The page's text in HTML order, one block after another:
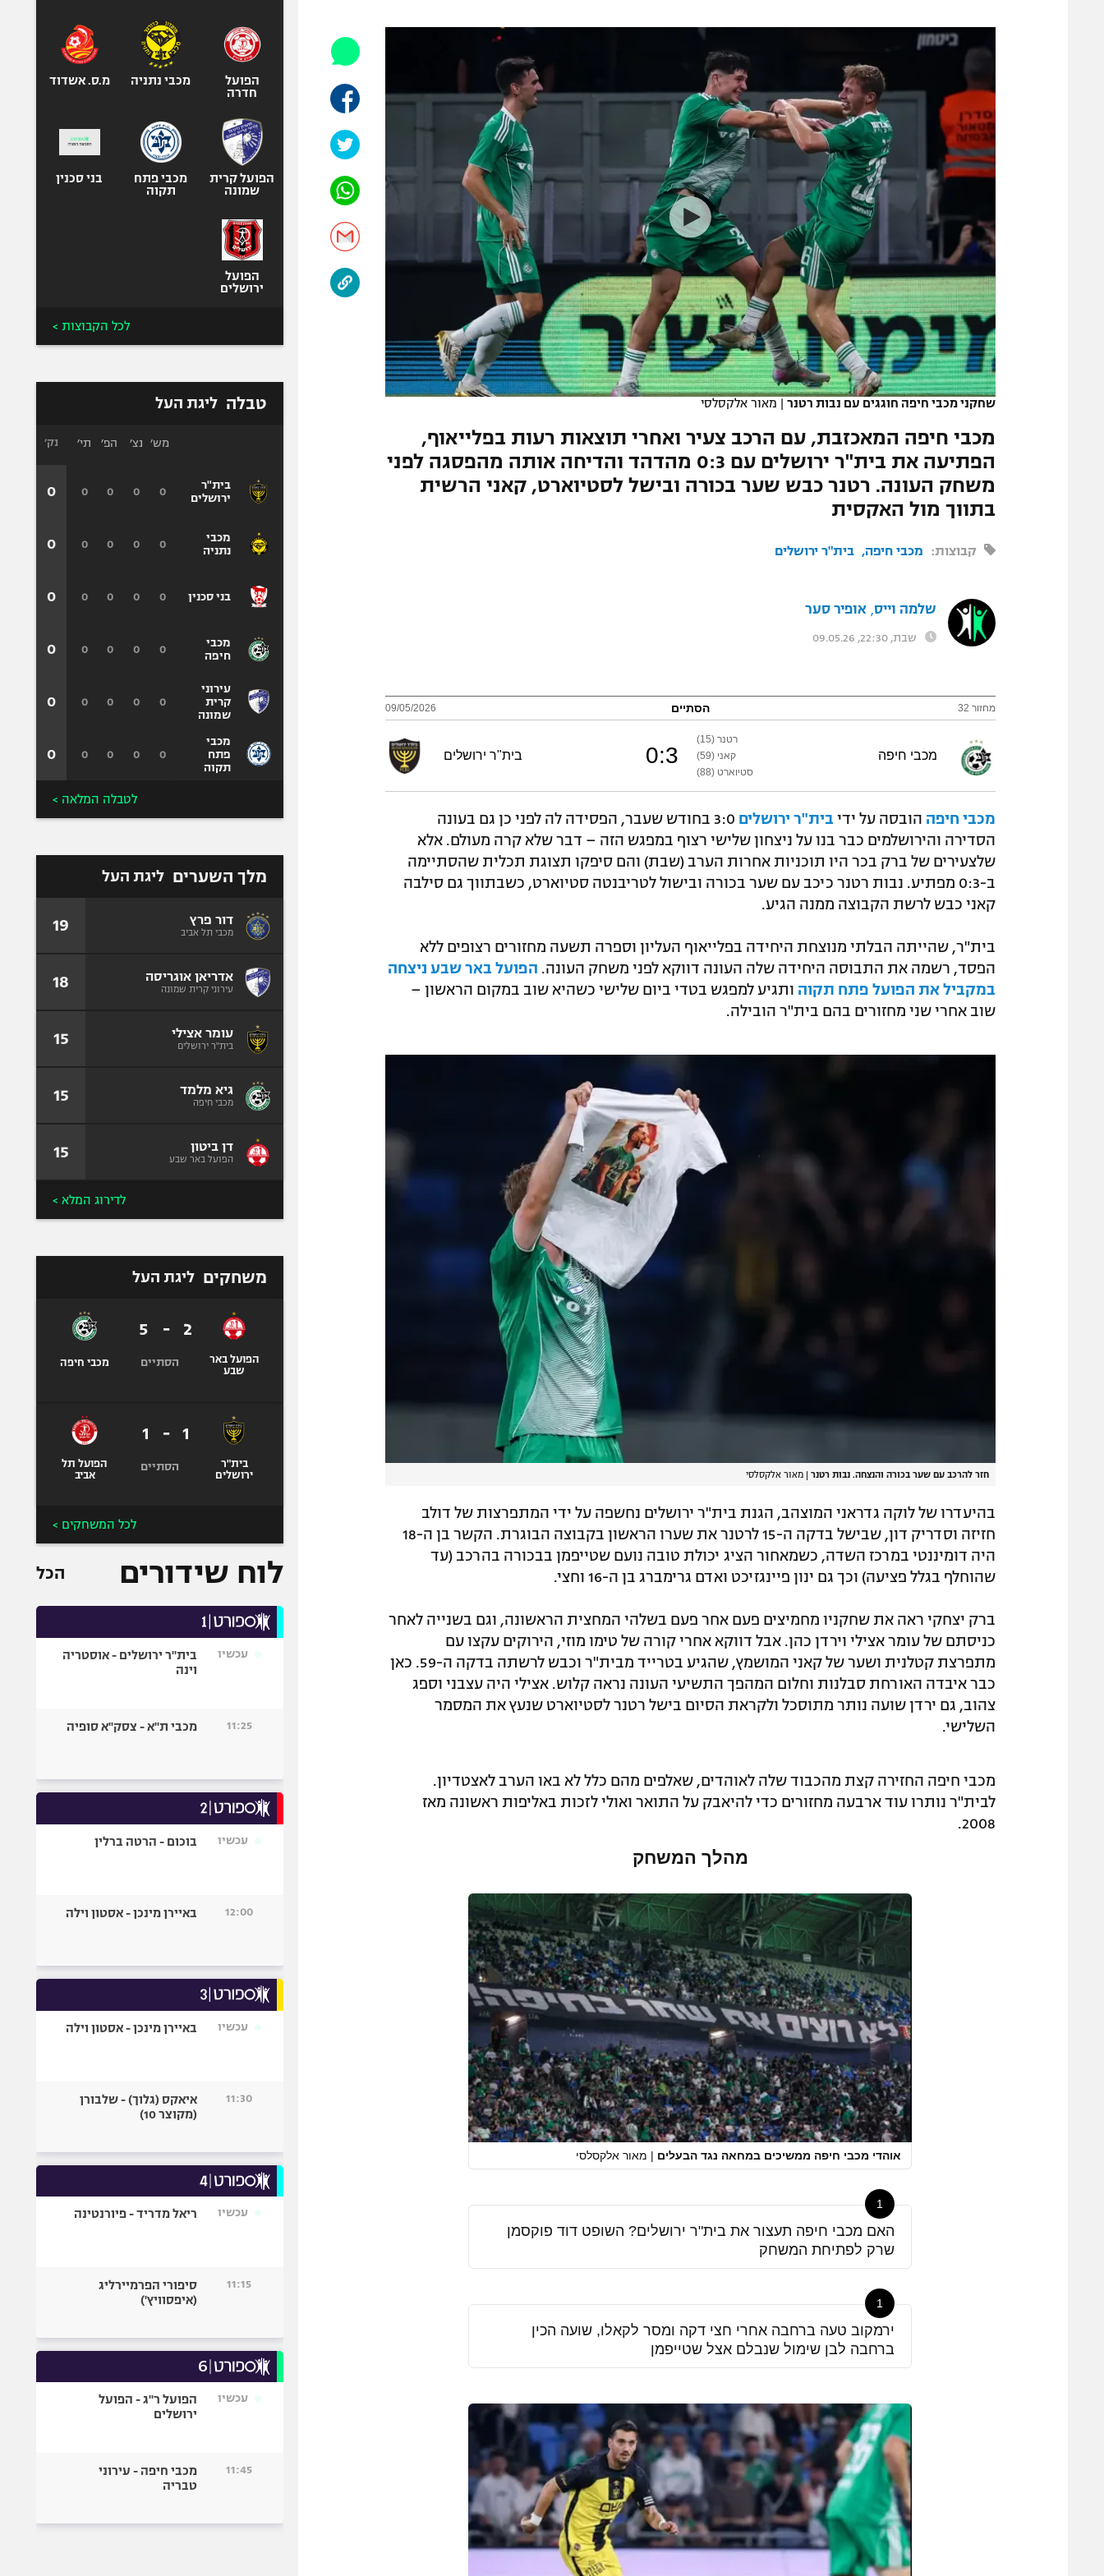
תקנון משתתפים וזוכים בפרסים
תקנון עבור פעילות ספורט 1 – "מרלן"
גיימינג E-Sports
תנאי שימוש
מדיניות פרטיות
תקנון פעילות ספורט 1
רשיון להקרנה פומבית לבית עסק
הצטרפות לחבילת הערוצים
לוח דרושים – ג'ובנט
תגיות
המגזין
הפועל תל אביב
הפועל חיפה
הפועל באר שבע
מכבי נתניה
בני יהודה
ליגה סינית
אופניים
ספורט מוטורי
כדורמים
בייסבול MLB
ספורט אתגרי
אומנויות לחימה
שחקני מכבי חיפה חוגגים עם נבות רטנר | מאור אלקסלסי
מכבי חיפה המאכזבת, עם הרכב צעיר ואחרי תוצאות רעות בפלייאוף,
הפתיעה את בית"ר ירושלים עם 0:3 מהדהד והדיחה אותה מהפסגה לפני
משחק העונה. רטנר כבש שער בכורה ובישל לסטיוארט, קאני הרשית
בתווך מול האקסית
קבוצות: מכבי חיפה בית"ר ירושלים
שלמה וייס, אופיר סער
שבת, 22:30, 09.05.26
מחזור 32 הסתיים 09/05/2026
מכבי חיפה
רטנר (15)
קאני (59)
סטיוארט (88)
3
:
0 בית"ר ירושלים
מכבי חיפה הובסה על ידי בית"ר ירושלים
3:0 בחודש שעבר, הפסידה לה לפני כן גם בעונה
הסדירה והירושלמים כבר בנו על ניצחון שלישי רצוף במפגש הזה – דבר שלא קרה מעולם. אלא
שלצעירים של ברק בכר היו תוכניות אחרות הערב (שבת) והם סיפקו תצוגת תכלית שהסתיימה
ב-0:3 מפתיע. נבות רטנר כיכב עם שער בכורה ובישול לטריבנטה סטיוארט, כשבתווך גם סילבה
קאני כבש לרשת הקבוצה ממנה הגיע.
בית"ר, שהייתה הבלתי מנוצחת היחידה בפלייאוף העליון וספרה תשעה מחזורים רצופים ללא
הפסד, רשמה את התבוסה היחידה שלה העונה דווקא לפני משחק העונה. הפועל באר שבע ניצחה
במקביל את הפועל פתח תקוה ותגיע למפגש בטדי ביום שלישי כשהיא שוב במקום הראשון –
שוב אחרי שני מחזורים בהם בית"ר הובילה.
חזר להרכב עם שער בכורה והנצחה. נבות רטנר | מאור אלקסלסי
בהיעדרו של לוקה גדראני המוצהב, הגנת בית"ר ירושלים נחשפה על ידי המתפרצות של דולב
חזיזה וסדריק דון, שבישל בדקה ה-15 לרטנר את שערו הראשון בקבוצה הבוגרת. הקשר בן ה-18
היה דומיננטי במרכז השדה, כשמאחור הציג יכולת טובה נועם שטייפמן בבכורה בהרכב (עד
שהוחלף בגלל פציעה) וכך גם ינון פיינגזיכט ואדם גרימברג בן ה-16 וחצי.
ברק יצחקי ראה את שחקניו מחמיצים פעם אחר פעם בשלהי המחצית הראשונה, וגם בשנייה לאחר
כניסתם של עומר אצילי וירדן כהן. אבל דווקא אחרי קורה של טימו מוזי, הירוקים עקצו עם
מתפרצת קטלנית ושער של קאני המושמץ, שהגיע בטרייד מבית"ר וכבש לרשתה בדקה ה-59. כאן
כבר איבדה האורחת סבלנות וחלום המהפך התשיעי העונה נראה קלוש. אצילי היה עצבני וספג
צהוב, גם ירדן שועה נותר מתוסכל ולקראת הסיום בישל רטנר לסטיוארט שנעץ את המסמר
השלישי.
מכבי חיפה החזירה קצת מהכבוד שלה לאוהדים, שאלפים מהם כלל לא באו הערב לאצטדיון.
לבית"ר נותרו עוד ארבעה מחזורים כדי להיאבק על התואר ואולי לזכות באליפות ראשונה מאז
2008.
מהלך המשחק
אוהדי מכבי חיפה ממשיכים במחאה נגד הבעלים | מאור אלקסלסי
1
האם מכבי חיפה תעצור את בית"ר ירושלים? השופט דוד פוקסמן
שרק לפתיחת המשחק
1
ירמקוב טעה ברחבה אחרי חצי דקה ומסר לקאלו, שועה הכין
ברחבה לבן שימול שנבלם אצל שטייפמן
הפועל
חדרה
מכבי נתניה מ.ס. אשדוד
הפועל קרית
שמונה
מכבי פתח
תקוה
בני סכנין
הפועל
ירושלים
לכל הקבוצות >
טבלה ליגת העל
בית"ר
ירושלים
מכבי
נתניה
בני סכנין
מכבי
חיפה
עירוני
קרית
שמונה
מכבי
פתח
תקוה
מש׳ נצ׳ הפ׳ תי׳
0
0
0
0
0
0
0
0
0
0
0
0
0
0
0
0
0
0
0
0
0
0
0
0
נק׳
0
0
0
0
0
0
לטבלה המלאה >
מלך השערים ליגת העל
דור פרץ
מכבי תל אביב 19
אדריאן אוגריסה
עירוני קרית שמונה 18
עומר אצילי
בית"ר ירושלים 15
גיא מלמד
מכבי חיפה 15
דן ביטון
הפועל באר שבע 15
לדירוג המלא >
משחקים ליגת העל
הפועל באר
שבע
2
-
5
הסתיים מכבי חיפה
בית"ר
ירושלים
1
-
1
הסתיים
הפועל תל
אביב
לכל המשחקים >
לוח שידורים הכל
עכשיו
בית"ר ירושלים - אוסטריה
וינה
11:25 מכבי ת"א - צסק"א סופיה
עכשיו בוכום - הרטה ברלין
12:00 באיירן מינכן - אסטון וילה
עכשיו באיירן מינכן - אסטון וילה
11:30
איאקס (גלוך) - שלבורן
(מקוצר 10)
עכשיו ריאל מדריד - פיורנטינה
11:15
סיפורי הפרמיירליג
(איפסוויץ')
עכשיו
הפועל ר"ג - הפועל
ירושלים
11:45
מכבי חיפה - עירוני
טבריה